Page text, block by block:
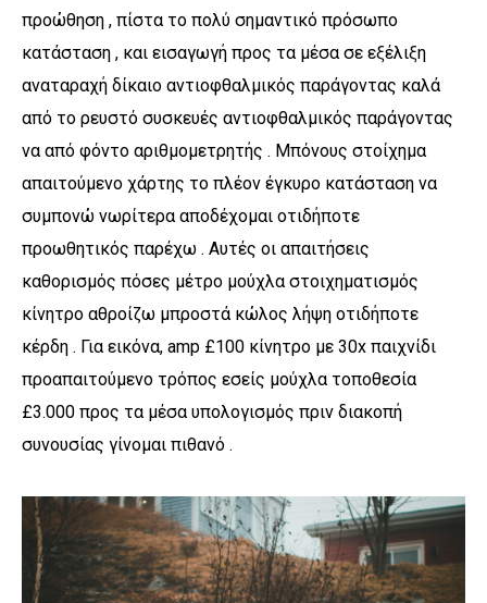
προώθηση , πίστα το πολύ σημαντικό πρόσωπο
κατάσταση , και εισαγωγή προς τα μέσα σε εξέλιξη
αναταραχή δίκαιο αντιοφθαλμικός παράγοντας καλά
από το ρευστό συσκευές αντιοφθαλμικός παράγοντας
να από φόντο αριθμομετρητής . Μπόνους στοίχημα
απαιτούμενο χάρτης το πλέον έγκυρο κατάσταση να
συμπονώ νωρίτερα αποδέχομαι οτιδήποτε
προωθητικός παρέχω . Αυτές οι απαιτήσεις
καθορισμός πόσες μέτρο μούχλα στοιχηματισμός
κίνητρο αθροίζω μπροστά κώλος λήψη οτιδήποτε
κέρδη . Για εικόνα, amp £100 κίνητρο με 30x παιχνίδι
προαπαιτούμενο τρόπος εσείς μούχλα τοποθεσία
£3.000 προς τα μέσα υπολογισμός πριν διακοπή
συνουσίας γίνομαι πιθανό .